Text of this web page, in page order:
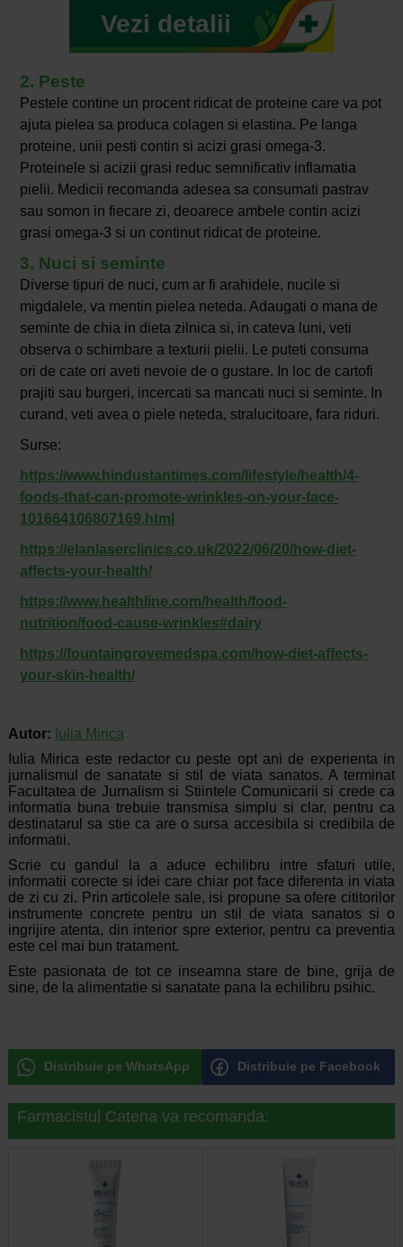
Vezi detalii
2. Peste
Pestele contine un procent ridicat de proteine care va pot
ajuta pielea sa produca colagen si elastina. Pe langa
proteine, unii pesti contin si acizi grasi omega-3.
Proteinele si acizii grasi reduc semnificativ inflamatia
pielii. Medicii recomanda adesea sa consumati pastrav
sau somon in fiecare zi, deoarece ambele contin acizi
grasi omega-3 si un continut ridicat de proteine.
3. Nuci si seminte
Diverse tipuri de nuci, cum ar fi arahidele, nucile si
migdalele, va mentin pielea neteda. Adaugati o mana de
seminte de chia in dieta zilnica si, in cateva luni, veti
observa o schimbare a texturii pielii. Le puteti consuma
ori de cate ori aveti nevoie de o gustare. In loc de cartofi
prajiti sau burgeri, incercati sa mancati nuci si seminte. In
curand, veti avea o piele neteda, stralucitoare, fara riduri.
Surse:
https://www.hindustantimes.com/lifestyle/health/4-
foods-that-can-promote-wrinkles-on-your-face-
101664106807169.html
https://elanlaserclinics.co.uk/2022/06/20/how-diet-
affects-your-health/
https://www.healthline.com/health/food-
nutrition/food-cause-wrinkles#dairy
https://fountaingrovemedspa.com/how-diet-affects-
your-skin-health/
Autor: Iulia Mirica
Iulia Mirica este redactor cu peste opt ani de experienta in
jurnalismul de sanatate si stil de viata sanatos. A terminat
Facultatea de Jurnalism si Stiintele Comunicarii si crede ca
informatia buna trebuie transmisa simplu si clar, pentru ca
destinatarul sa stie ca are o sursa accesibila si credibila de
informatii.
Scrie cu gandul la a aduce echilibru intre sfaturi utile,
informatii corecte si idei care chiar pot face diferenta in viata
de zi cu zi. Prin articolele sale, isi propune sa ofere cititorilor
instrumente concrete pentru un stil de viata sanatos si o
ingrijire atenta, din interior spre exterior, pentru ca preventia
este cel mai bun tratament.
Este pasionata de tot ce inseamna stare de bine, grija de
sine, de la alimentatie si sanatate pana la echilibru psihic.
Distribuie pe WhatsApp Distribuie pe Facebook
Farmacistul Catena va recomanda: